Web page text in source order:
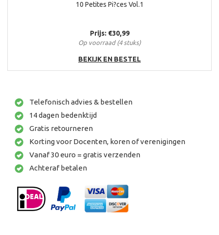
10 Petites Pi?ces Vol.1
Prijs: €30,99
Op voorraad (4 stuks)
BEKIJK EN BESTEL
Telefonisch advies & bestellen
14 dagen bedenktijd
Gratis retourneren
Korting voor Docenten, koren of verenigingen
Vanaf 30 euro = gratis verzenden
Achteraf betalen